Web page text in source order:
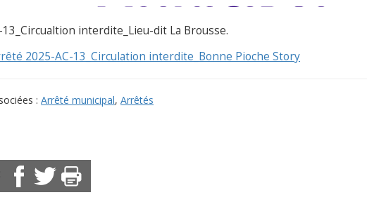
interdite_Lieu-dit La Brousse.
2025-AC-13_Circulation interdite_Bonne Pioche Story
: Arrêté municipal, Arrêtés